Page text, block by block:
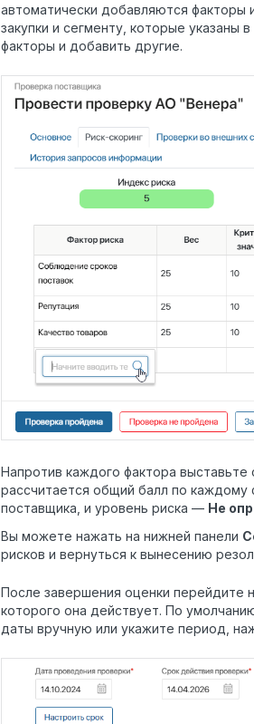
автоматически добавляются факторы
закупки и сегменту, которые указаны
факторы и добавить другие.
Напротив каждого фактора выставьте
рассчитается общий балл по каждому
поставщика, и уровень риска — Не
Вы можете нажать на нижней панели
рисков и вернуться к вынесению
После завершения оценки перейдите
которого она действует. По
даты вручную или укажите период,